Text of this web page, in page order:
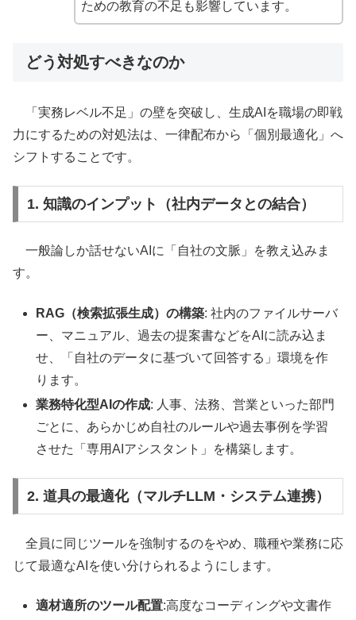
ための教育の不足も影響しています。
どう対処すべきなのか
「実務レベル不足」の壁を突破し、生成AIを職場の即戦
力にするための対処法は、一律配布から「個別最適化」へ
シフトすることです。
1. 知識のインプット（社内データとの結合）
一般論しか話せないAIに「自社の文脈」を教え込みま
す。
RAG（検索拡張生成）の構築: 社内のファイルサーバ
ー、マニュアル、過去の提案書などをAIに読み込ま
せ、「自社のデータに基づいて回答する」環境を作
ります。
業務特化型AIの作成: 人事、法務、営業といった部門
ごとに、あらかじめ自社のルールや過去事例を学習
させた「専用AIアシスタント」を構築します。
2. 道具の最適化（マルチLLM・システム連携）
全員に同じツールを強制するのをやめ、職種や業務に応
じて最適なAIを使い分けられるようにします。
適材適所のツール配置:高度なコーディングや文書作